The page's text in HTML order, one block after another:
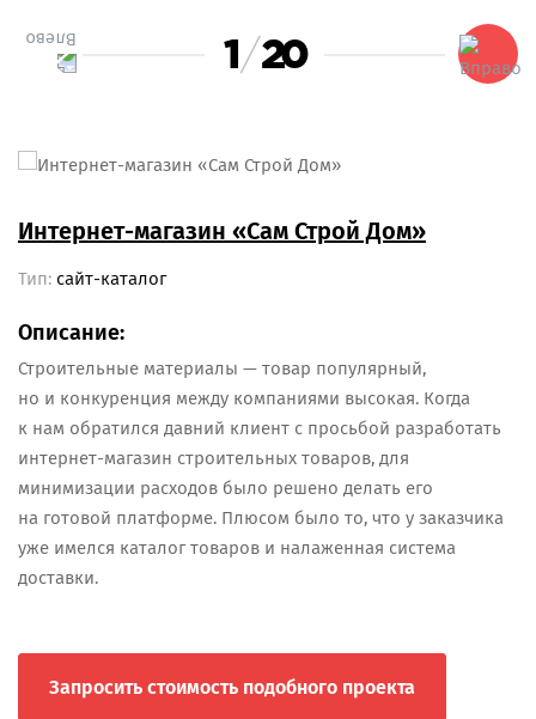
1/20
Интернет-магазин «Сам Строй Дом»
Тип: сайт-каталог
Описание:
Строительные материалы — товар популярный,
но и конкуренция между компаниями высокая. Когда
к нам обратился давний клиент с просьбой разработать
интернет-магазин строительных товаров, для
минимизации расходов было решено делать его
на готовой платформе. Плюсом было то, что у заказчика
уже имелся каталог товаров и налаженная система
доставки.
Запросить стоимость подобного проекта